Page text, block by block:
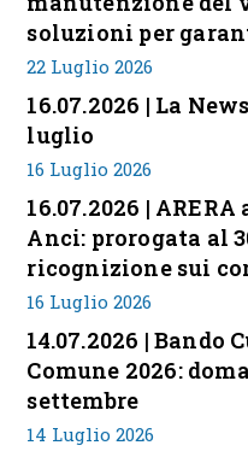
soluzioni per
22 Luglio 2026
16.07.2026 | La
luglio
16 Luglio 2026
16.07.2026 |
Anci: prorogata al
ricognizione sui
16 Luglio 2026
14.07.2026 | Bando
Comune 2026:
settembre
14 Luglio 2026